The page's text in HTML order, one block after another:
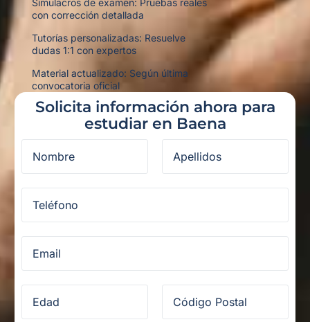
Simulacros de examen: Pruebas reales
con corrección detallada
Tutorías personalizadas: Resuelve
dudas 1:1 con expertos
Material actualizado: Según última
convocatoria oficial
Solicita información ahora para
estudiar en Baena